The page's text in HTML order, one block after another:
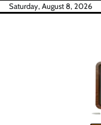
SkipSaturday, August 8, 2026